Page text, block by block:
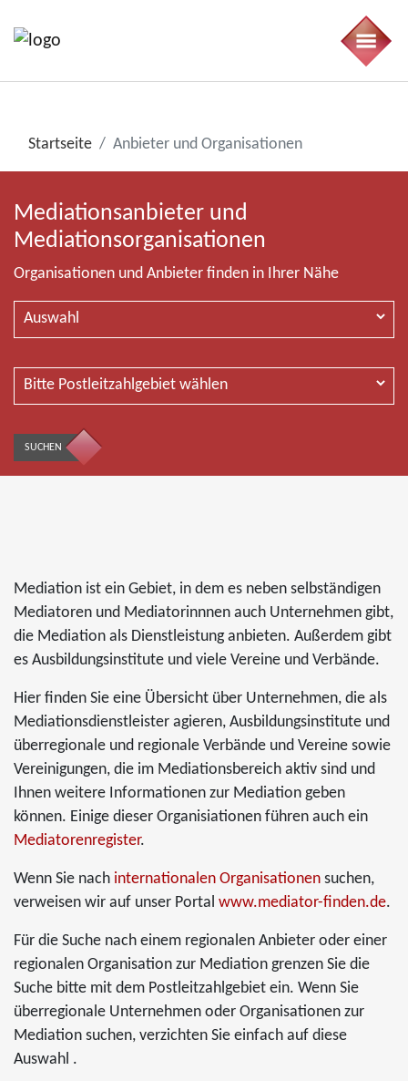
Startseite Anbieter und Organisationen
Mediationsanbieter und
Mediationsorganisationen
Organisationen und Anbieter finden in Ihrer Nähe
SUCHEN
Mediation ist ein Gebiet, in dem es neben selbständigen
Mediatoren und Mediatorinnnen auch Unternehmen gibt,
die Mediation als Dienstleistung anbieten. Außerdem gibt
es Ausbildungsinstitute und viele Vereine und Verbände.
Hier finden Sie eine Übersicht über Unternehmen, die als
Mediationsdienstleister agieren, Ausbildungsinstitute und
überregionale und regionale Verbände und Vereine sowie
Vereinigungen, die im Mediationsbereich aktiv sind und
Ihnen weitere Informationen zur Mediation geben
können. Einige dieser Organisiationen führen auch ein
Mediatorenregister.
Wenn Sie nach internationalen Organisationen suchen,
verweisen wir auf unser Portal www.mediator-finden.de.
Für die Suche nach einem regionalen Anbieter oder einer
regionalen Organisation zur Mediation grenzen Sie die
Suche bitte mit dem Postleitzahlgebiet ein. Wenn Sie
überregionale Unternehmen oder Organisationen zur
Mediation suchen, verzichten Sie einfach auf diese
Auswahl .